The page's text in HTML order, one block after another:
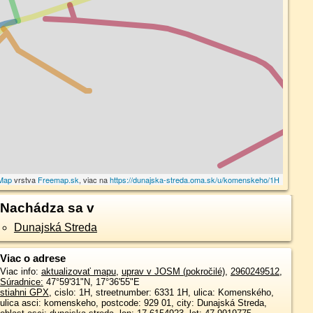
vrstva Freemap.sk, viac nahttps://dunajska-streda.oma.sk/u/komenskeho/1H
Nachádza sa v
Dunajská Streda
Viac o adrese
Viac info: aktualizovať mapu, uprav v JOSM (pokročilé), 2960249512,
Súradnice: 47°59'31"N, 17°36'55"E
stiahni GPX, cislo: 1H, streetnumber: 6331 1H, ulica: Komenského,
ulica asci: komenskeho, postcode: 929 01, city: Dunajská Streda,